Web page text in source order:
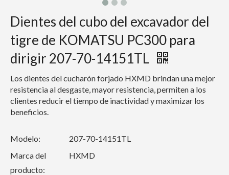
Dientes del cubo del excavador del
tigre de KOMATSU PC300 para
dirigir 207-70-14151TL
Los dientes del cucharón forjado HXMD brindan una mejor
resistencia al desgaste, mayor resistencia, permiten a los
clientes reducir el tiempo de inactividad y maximizar los
beneficios.
Modelo:
207-70-14151TL
Marca del
producto:
HXMD